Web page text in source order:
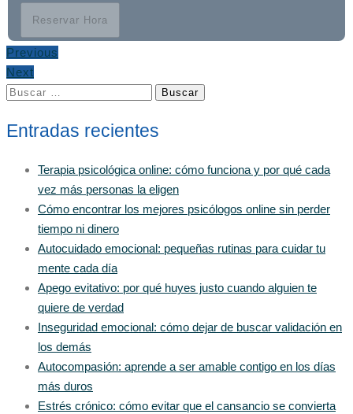
Reservar Hora
Previous
Next
Buscar:
Entradas recientes
Terapia psicológica online: cómo funciona y por qué cada
vez más personas la eligen
Cómo encontrar los mejores psicólogos online sin perder
tiempo ni dinero
Autocuidado emocional: pequeñas rutinas para cuidar tu
mente cada día
Apego evitativo: por qué huyes justo cuando alguien te
quiere de verdad
Inseguridad emocional: cómo dejar de buscar validación en
los demás
Autocompasión: aprende a ser amable contigo en los días
más duros
Estrés crónico: cómo evitar que el cansancio se convierta